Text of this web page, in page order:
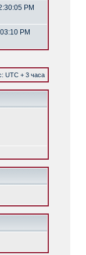
PM
PM
UTC + 3 часа